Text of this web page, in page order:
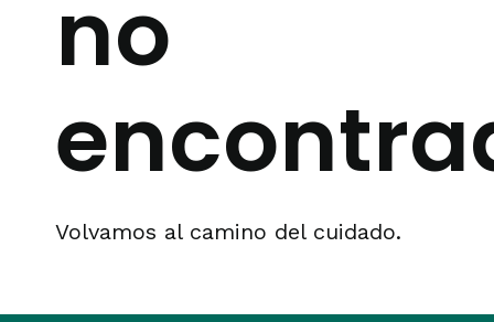
no
Volvamos al camino del cuidado.